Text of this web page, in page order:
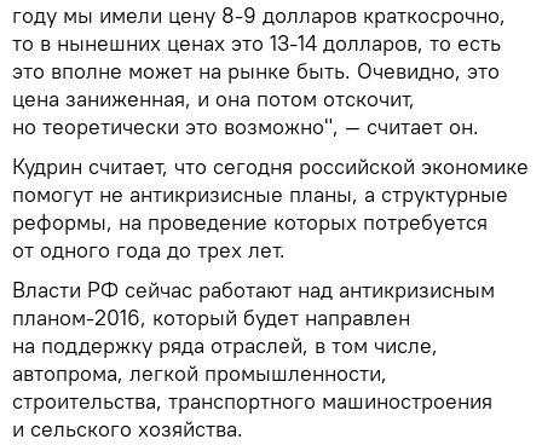
году мы имели цену 8-9 долларов краткосрочно,
то в нынешних ценах это 13-14 долларов, то есть
это вполне может на рынке быть. Очевидно, это
цена заниженная, и она потом отскочит,
но теоретически это возможно", — считает он.
Кудрин считает, что сегодня российской экономике
помогут не антикризисные планы, а структурные
реформы, на проведение которых потребуется
от одного года до трех лет.
Власти РФ сейчас работают над антикризисным
планом-2016, который будет направлен
на поддержку ряда отраслей, в том числе,
автопрома, легкой промышленности,
строительства, транспортного машиностроения
и сельского хозяйства.